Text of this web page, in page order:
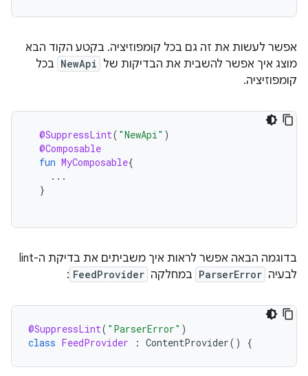
אפשר לעשות את זה גם בכל קומפוזיציה. בקטע הקוד הבא
מוצג איך אפשר להשבית את הבדיקות של NewApi בכל
קומפוזיציה.
@SuppressLint( "NewApi" )
@Composable
fun MyComposable{
...
}
בדוגמה הבאה אפשר לראות איך משביתים את בדיקת ה-lint
לבעיה ParserError במחלקה FeedProvider
:
@SuppressLint( "ParserError" )
class FeedProvider : ContentProvider() {